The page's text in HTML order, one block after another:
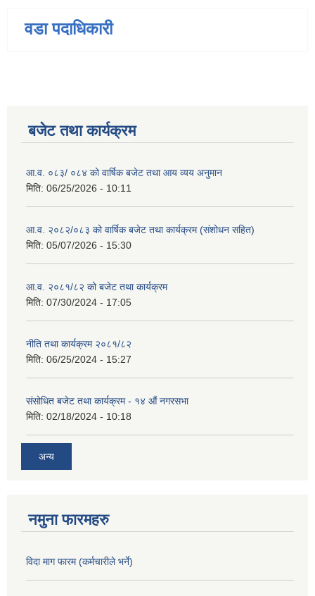
वडा पदाधिकारी
बजेट तथा कार्यक्रम
आ.व. ०८३/ ०८४ को वार्षिक बजेट तथा आय व्यय अनुमान
मिति: 06/25/2026 - 10:11
आ.व. २०८२/०८३ को वार्षिक बजेट तथा कार्यक्रम (संशोधन सहित)
मिति: 05/07/2026 - 15:30
आ.व. २०८१/८२ को बजेट तथा कार्यक्रम
मिति: 07/30/2024 - 17:05
नीति तथा कार्यक्रम २०८१/८२
मिति: 06/25/2024 - 15:27
संसोधित बजेट तथा कार्यक्रम - १४ औं नगरसभा
मिति: 02/18/2024 - 10:18
अन्य
नमुना फारमहरु
विदा माग फारम (कर्मचारीले भर्ने)